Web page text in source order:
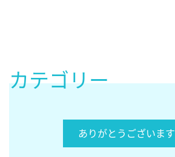
カテゴリー
ありがとうございます